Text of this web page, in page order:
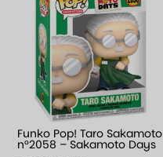
Funko Pop! Taro Sakamoto
n°2058 – Sakamoto Days